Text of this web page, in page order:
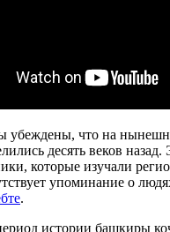
убеждены, что на
десять веков
которые изучали
упоминание о
.
истории башкиры